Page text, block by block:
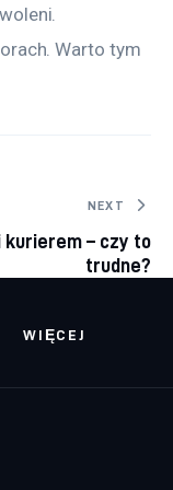
Warto tym
NEXT
kurierem – czy to
trudne?
WIĘCEJ